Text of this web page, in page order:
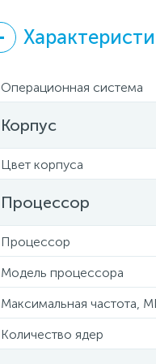
Операционная система
Корпус
Цвет корпуса
Процессор
Процессор
Модель процессора
Максимальная частота,
Количество ядер